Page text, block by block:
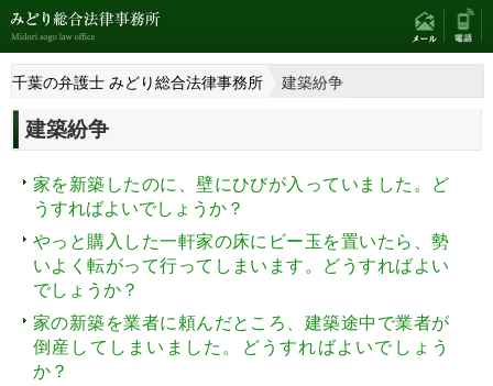
千葉の弁護士 みどり総合法律事務所 建築紛争
建築紛争
家を新築したのに、壁にひびが入っていました。ど
うすればよいでしょうか？
やっと購入した一軒家の床にビー玉を置いたら、勢
いよく転がって行ってしまいます。どうすればよい
でしょうか？
家の新築を業者に頼んだところ、建築途中で業者が
倒産してしまいました。どうすればよいでしょう
か？